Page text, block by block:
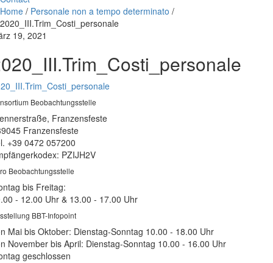
Home / Personale non a tempo determinato /
2020_III.Trim_Costi_personale
19, 2021
Beobachtungsstelle
Franzensfeste
Franzensfeste
+39 0472 057200
PZIJH2V
Beobachtungsstelle
bis Freitag:
- 12.00 Uhr & 13.00 - 17.00 Uhr
BBT-Infopoint
Mai bis Oktober: Dienstag-Sonntag 10.00 - 18.00 Uhr
November bis April: Dienstag-Sonntag 10.00 - 16.00 Uhr
geschlossen